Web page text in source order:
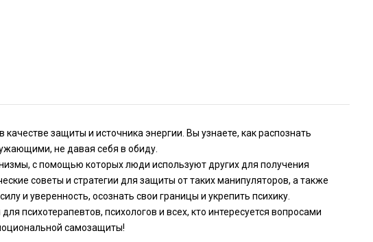
защиты и источника энергии. Вы узнаете, как распознать
не давая себя в обиду.
с помощью которых люди используют других для получения
советы и стратегии для защиты от таких манипуляторов, а также
и уверенность, осознать свои границы и укрепить психику.
психотерапевтов, психологов и всех, кто интересуется вопросами
самозащиты!